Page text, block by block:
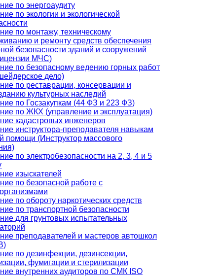
по энергоаудиту
по экологии и экологической
по монтажу, техническому
и ремонту средств обеспечения
безопасности зданий и сооружений
МЧС)
по безопасному ведению горных работ
дело)
по реставрации, консервации и
культурных наследий
по Госзакупкам (44 ФЗ и 223 ФЗ)
по ЖКХ (управление и эксплуатация)
кадастровых инженеров
инструктора-преподавателя навыкам
помощи (Инструктор массового
по электробезопасности на 2, 3, 4 и 5
изыскателей
по безопасной работе с
по обороту наркотических средств
по транспортной безопасности
для грунтовых испытательных
преподавателей и мастеров автошкол
по дезинфекции, дезинсекции,
фумигации и стерилизации
внутренних аудиторов по СМК ISO